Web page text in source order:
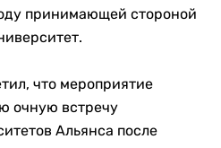
принимающей стороной
что мероприятие
очную встречу
Альянса после